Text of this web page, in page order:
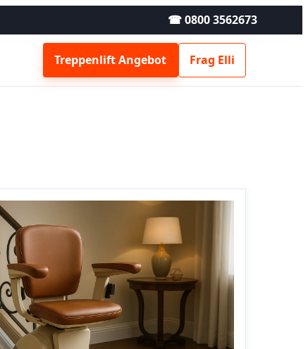
☎ 0800 3562673
Treppenlift Angebot Frag Elli